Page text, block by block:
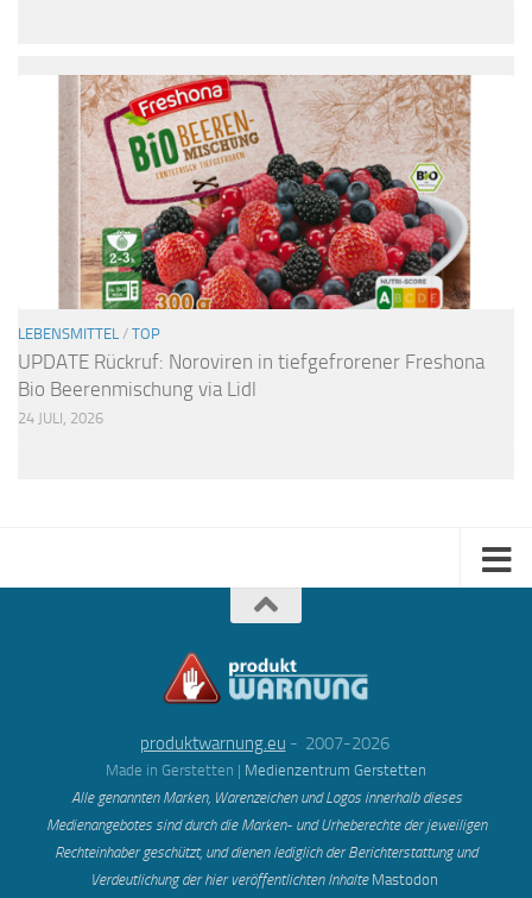
LEBENSMITTEL / TOP
UPDATE Rückruf: Noroviren in tiefgefrorener Freshona
Bio Beerenmischung via Lidl
24 JULI, 2026
produktwarnung.eu - 2007-2026
Made in Gerstetten | Medienzentrum Gerstetten
Alle genannten Marken, Warenzeichen und Logos innerhalb dieses
Medienangebotes sind durch die Marken- und Urheberechte der jeweiligen
Rechteinhaber geschützt, und dienen lediglich der Berichterstattung und
Verdeutlichung der hier veröffentlichten Inhalte Mastodon